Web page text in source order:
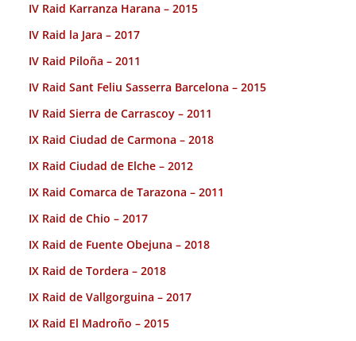
IV Raid Karranza Harana – 2015
IV Raid la Jara – 2017
IV Raid Piloña – 2011
IV Raid Sant Feliu Sasserra Barcelona – 2015
IV Raid Sierra de Carrascoy – 2011
IX Raid Ciudad de Carmona – 2018
IX Raid Ciudad de Elche – 2012
IX Raid Comarca de Tarazona – 2011
IX Raid de Chio – 2017
IX Raid de Fuente Obejuna – 2018
IX Raid de Tordera – 2018
IX Raid de Vallgorguina – 2017
IX Raid El Madroño – 2015